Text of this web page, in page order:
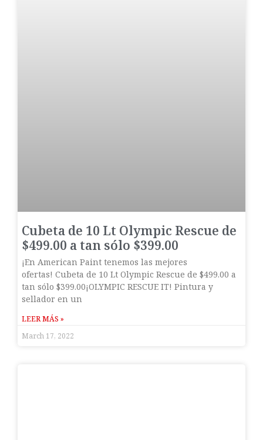
Cubeta de 10 Lt Olympic Rescue de
$499.00 a tan sólo $399.00
¡En American Paint tenemos las mejores
ofertas! Cubeta de 10 Lt Olympic Rescue de $499.00 a
tan sólo $399.00¡OLYMPIC RESCUE IT! Pintura y
sellador en un
LEER MÁS »
March 17, 2022